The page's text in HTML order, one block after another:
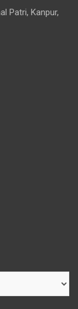
Patri, Kanpur,